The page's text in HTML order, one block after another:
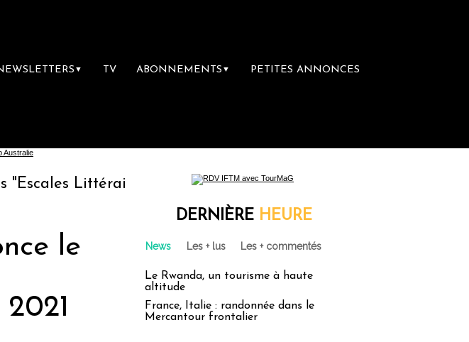
▼ TV ABONNEMENTS ▼ PETITES ANNONCES
Littéraires", la première librairie du voyage
le
DERNIÈRE HEURE
News Les + lus Les + commentés
Le Rwanda, un tourisme à haute
altitude
France, Italie : randonnée dans le
Mercantour frontalier